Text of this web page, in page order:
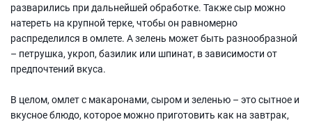
разварились при дальнейшей обработке. Также сыр можно
натереть на крупной терке, чтобы он равномерно
распределился в омлете. А зелень может быть разнообразной
– петрушка, укроп, базилик или шпинат, в зависимости от
предпочтений вкуса.
В целом, омлет с макаронами, сыром и зеленью – это сытное и
вкусное блюдо, которое можно приготовить как на завтрак,